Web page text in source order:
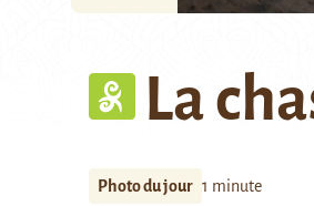
La
Photo du jour 1 minute